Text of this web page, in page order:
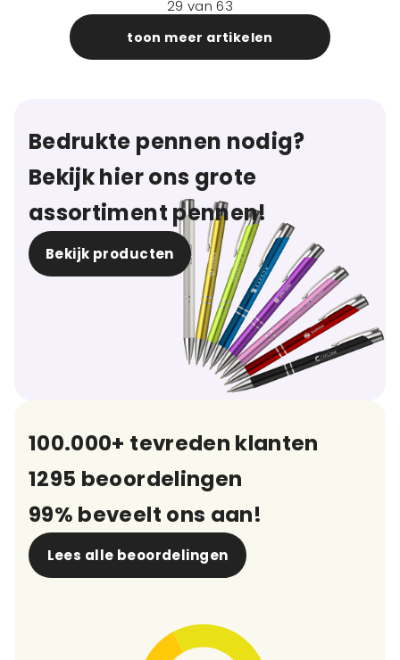
29 van 63
toon meer artikelen
Bedrukte pennen nodig?
Bekijk hier ons grote
assortiment pennen!
Bekijk producten
100.000+ tevreden klanten
1295 beoordelingen
99% beveelt ons aan!
Lees alle beoordelingen